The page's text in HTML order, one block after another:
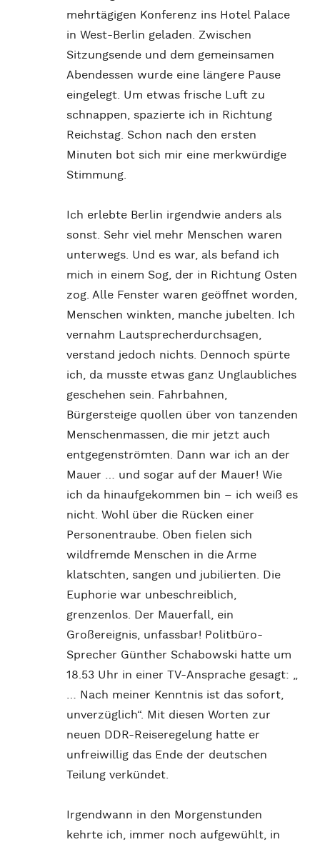
mehrtägigen Konferenz ins Hotel Palace
in West-Berlin geladen. Zwischen
Sitzungsende und dem gemeinsamen
Abendessen wurde eine längere Pause
eingelegt. Um etwas frische Luft zu
schnappen, spazierte ich in Richtung
Reichstag. Schon nach den ersten
Minuten bot sich mir eine merkwürdige
Stimmung.
Ich erlebte Berlin irgendwie anders als
sonst. Sehr viel mehr Menschen waren
unterwegs. Und es war, als befand ich
mich in einem Sog, der in Richtung Osten
zog. Alle Fenster waren geöffnet worden,
Menschen winkten, manche jubelten. Ich
vernahm Lautsprecherdurchsagen,
verstand jedoch nichts. Dennoch spürte
ich, da musste etwas ganz Unglaubliches
geschehen sein. Fahrbahnen,
Bürgersteige quollen über von tanzenden
Menschenmassen, die mir jetzt auch
entgegenströmten. Dann war ich an der
Mauer … und sogar auf der Mauer! Wie
ich da hinaufgekommen bin – ich weiß es
nicht. Wohl über die Rücken einer
Personentraube. Oben fielen sich
wildfremde Menschen in die Arme
klatschten, sangen und jubilierten. Die
Euphorie war unbeschreiblich,
grenzenlos. Der Mauerfall, ein
Großereignis, unfassbar! Politbüro-
Sprecher Günther Schabowski hatte um
18.53 Uhr in einer TV-Ansprache gesagt: „
… Nach meiner Kenntnis ist das sofort,
unverzüglich“. Mit diesen Worten zur
neuen DDR-Reiseregelung hatte er
unfreiwillig das Ende der deutschen
Teilung verkündet.
Irgendwann in den Morgenstunden
kehrte ich, immer noch aufgewühlt, in